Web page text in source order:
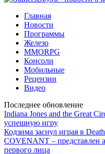
Главная
Новости
Программы
Железо
MMORPG
Консоли
Мобильные
Рецензии
Видео
Последнее обновление
Indiana Jones and the Great
успешную игру
Кодзима заснул играя в
COVENANT – представлен
первого лица